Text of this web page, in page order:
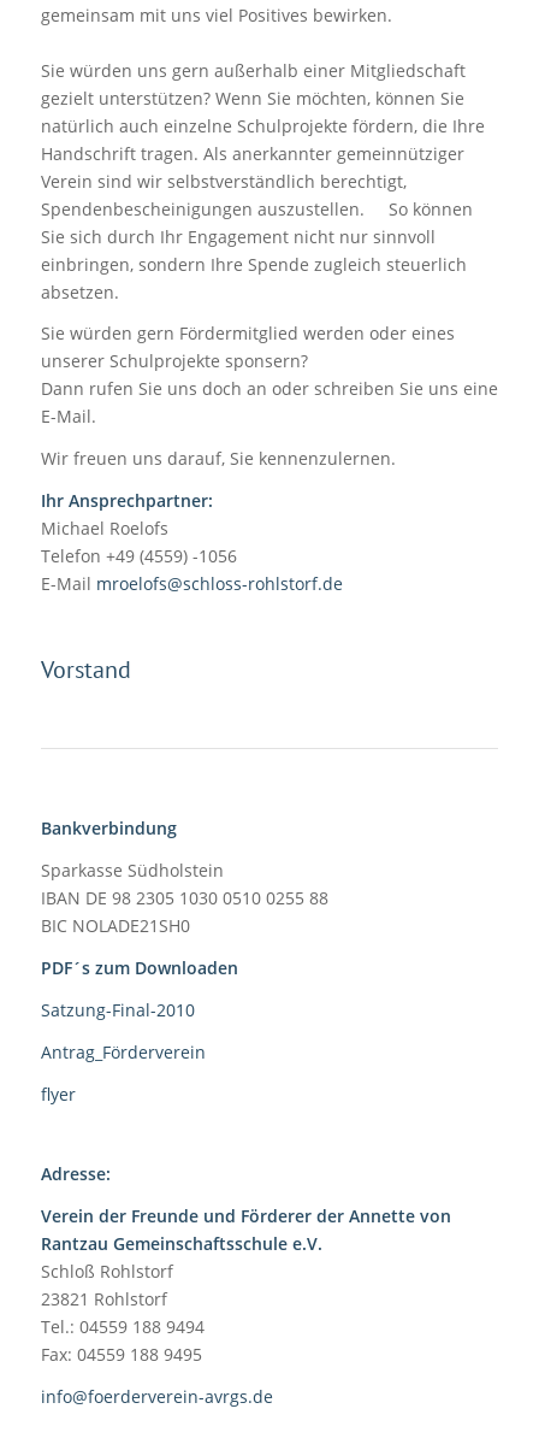
gemeinsam mit uns viel Positives bewirken.
Sie würden uns gern außerhalb einer Mitgliedschaft
gezielt unterstützen? Wenn Sie möchten, können Sie
natürlich auch einzelne Schulprojekte fördern, die Ihre
Handschrift tragen. Als anerkannter gemeinnütziger
Verein sind wir selbstverständlich berechtigt,
Spendenbescheinigungen auszustellen. So können
Sie sich durch Ihr Engagement nicht nur sinnvoll
einbringen, sondern Ihre Spende zugleich steuerlich
absetzen.
Sie würden gern Fördermitglied werden oder eines
unserer Schulprojekte sponsern?
Dann rufen Sie uns doch an oder schreiben Sie uns eine
E-Mail.
Wir freuen uns darauf, Sie kennenzulernen.
Ihr Ansprechpartner:
Michael Roelofs
Telefon +49 (4559) -1056
E-Mail mroelofs@schloss-rohlstorf.de
Vorstand
Bankverbindung
Sparkasse Südholstein
IBAN DE 98 2305 1030 0510 0255 88
BIC NOLADE21SH0
PDF´s zum Downloaden
Satzung-Final-2010
Antrag_Förderverein
flyer
Adresse:
Verein der Freunde und Förderer der Annette von
Rantzau Gemeinschaftsschule e.V.
Schloß Rohlstorf
23821 Rohlstorf
Tel.: 04559 188 9494
Fax: 04559 188 9495
info@foerderverein-avrgs.de